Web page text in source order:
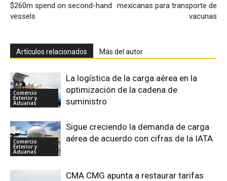
$260m spend on second-hand
vessels
mexicanas para transporte de
vacunas
Artículos relacionados Más del autor
Comercio
Exterior y
Aduanas
La logística de la carga aérea en la
optimización de la cadena de
suministro
Comercio
Exterior y
Aduanas
Sigue creciendo la demanda de carga
aérea de acuerdo con cifras de la IATA
CMA CMG apunta a restaurar tarifas